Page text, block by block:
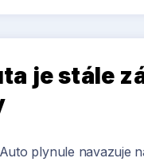
najdete pod
je stále
plynule navazuje